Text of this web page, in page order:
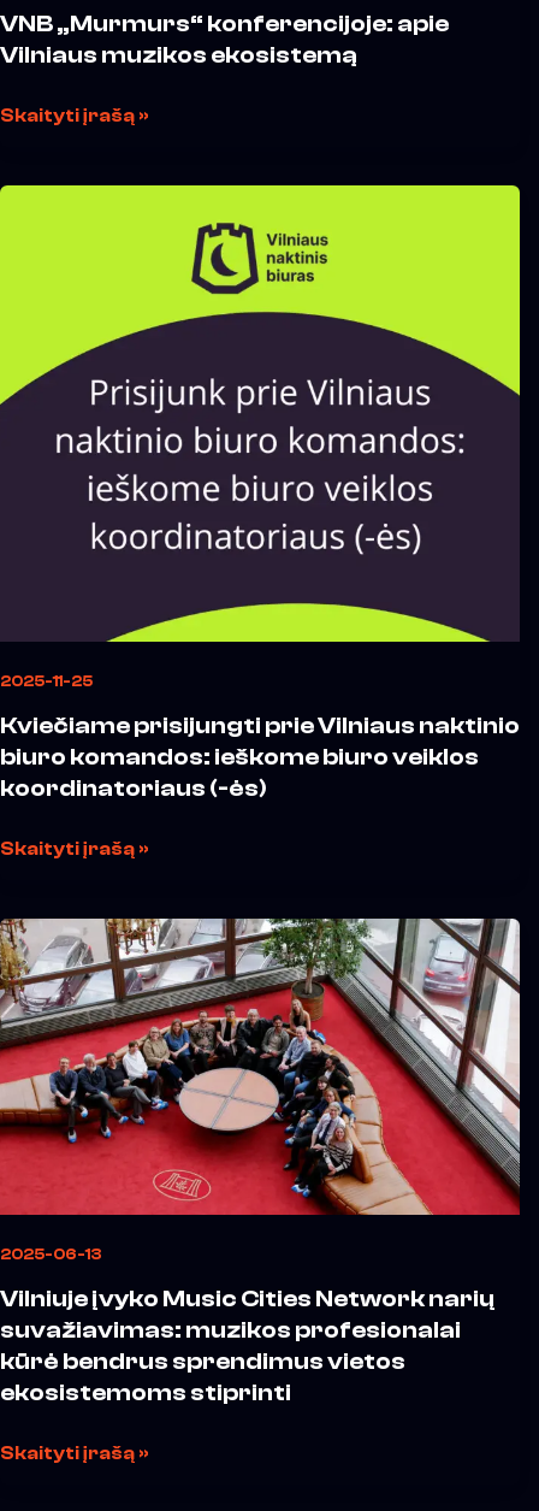
VNB „Murmurs“ konferencijoje: apie
Vilniaus muzikos ekosistemą
Skaityti įrašą »
2025-11-25
Kviečiame prisijungti prie Vilniaus naktinio
biuro komandos: ieškome biuro veiklos
koordinatoriaus (-ės)
komandos:
ieškome
veiklos
koordinatoriaus
Skaityti įrašą »
2025-06-13
Vilniuje įvyko Music Cities Network narių
suvažiavimas: muzikos profesionalai
kūrė bendrus sprendimus vietos
ekosistemoms stiprinti
įvyko
Music
Cities
Network
narių
suvažiavimas:
muzikos
profesionalai
bendrus
sprendimus
ekosistemoms
stiprinti
Skaityti įrašą »